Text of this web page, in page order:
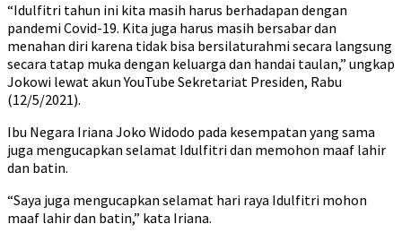
“Idulfitri tahun ini kita masih harus berhadapan dengan
pandemi Covid-19. Kita juga harus masih bersabar dan
menahan diri karena tidak bisa bersilaturahmi secara langsung
secara tatap muka dengan keluarga dan handai taulan,” ungkap
Jokowi lewat akun YouTube Sekretariat Presiden, Rabu
(12/5/2021).
Ibu Negara Iriana Joko Widodo pada kesempatan yang sama
juga mengucapkan selamat Idulfitri dan memohon maaf lahir
dan batin.
“Saya juga mengucapkan selamat hari raya Idulfitri mohon
maaf lahir dan batin,” kata Iriana.